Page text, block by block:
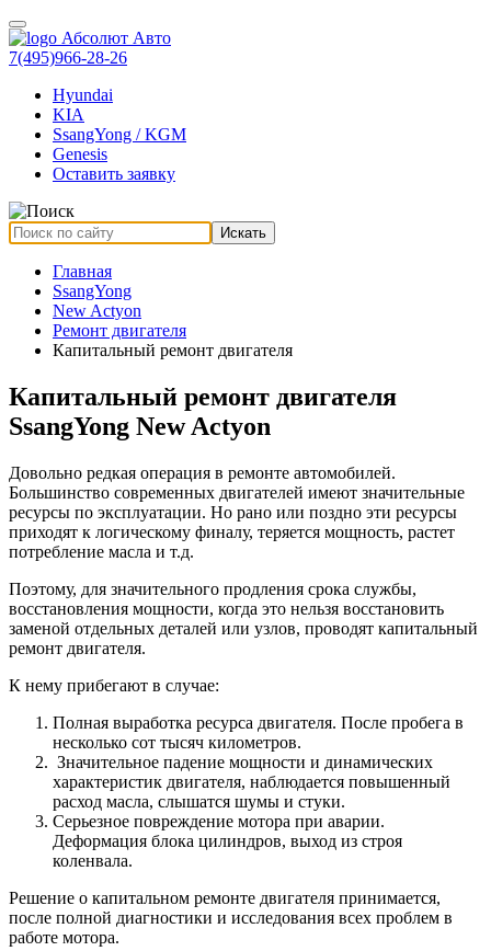
7(495)966-28-26
Hyundai
KIA
SsangYong / KGM
Genesis
Оставить заявку
Искать
Главная
SsangYong
New Actyon
Ремонт двигателя
Капитальный ремонт двигателя
Капитальный ремонт двигателя
SsangYong New Actyon
Довольно редкая операция в ремонте автомобилей.
Большинство современных двигателей имеют значительные
ресурсы по эксплуатации. Но рано или поздно эти ресурсы
приходят к логическому финалу, теряется мощность, растет
потребление масла и т.д.
Поэтому, для значительного продления срока службы,
восстановления мощности, когда это нельзя восстановить
заменой отдельных деталей или узлов, проводят капитальный
ремонт двигателя.
К нему прибегают в случае:
Полная выработка ресурса двигателя. После пробега в
несколько сот тысяч километров.
Значительное падение мощности и динамических
характеристик двигателя, наблюдается повышенный
расход масла, слышатся шумы и стуки.
Серьезное повреждение мотора при аварии.
Деформация блока цилиндров, выход из строя
коленвала.
Решение о капитальном ремонте двигателя принимается,
после полной диагностики и исследования всех проблем в
работе мотора.